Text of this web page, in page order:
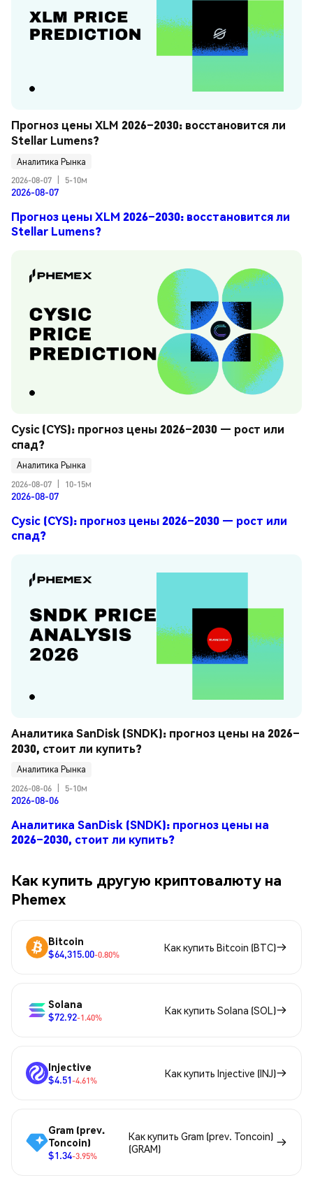
Прогноз цены XLM 2026–2030: восстановится ли
Stellar Lumens?
Аналитика Рынка
2026-08-07
5-10м
2026-08-07
Прогноз цены XLM 2026–2030: восстановится ли
Stellar Lumens?
Cysic (CYS): прогноз цены 2026–2030 — рост или
спад?
Аналитика Рынка
2026-08-07
10-15м
2026-08-07
Cysic (CYS): прогноз цены 2026–2030 — рост или
спад?
Аналитика SanDisk (SNDK): прогноз цены на 2026–
2030, стоит ли купить?
Аналитика Рынка
2026-08-06
5-10м
2026-08-06
Аналитика SanDisk (SNDK): прогноз цены на
2026–2030, стоит ли купить?
Как купить другую криптовалюту на
Phemex
Bitcoin
$64,315.00-0.80%
Как купить Bitcoin (BTC)
Solana
$72.92-1.40%
Как купить Solana (SOL)
Injective
$4.51-4.61%
Как купить Injective (INJ)
Gram (prev.
Toncoin)
$1.34-3.95%
Как купить Gram (prev. Toncoin)
(GRAM)